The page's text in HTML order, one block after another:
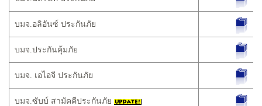
บมจ.อลิอันซ์ ประกันภัย
บมจ.ประกันคุ้มภัย
บมจ. เอไอจี ประกันภัย
บมจ.ซับบ์ สามัคคีประกันภัย